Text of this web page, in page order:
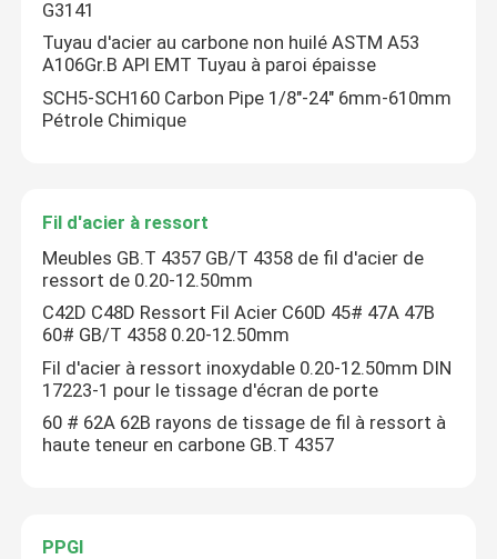
G3141
Tuyau d'acier au carbone non huilé ASTM A53
A106Gr.B API EMT Tuyau à paroi épaisse
SCH5-SCH160 Carbon Pipe 1/8"-24" 6mm-610mm
Pétrole Chimique
Fil d'acier à ressort
Meubles GB.T 4357 GB/T 4358 de fil d'acier de
ressort de 0.20-12.50mm
C42D C48D Ressort Fil Acier C60D 45# 47A 47B
60# GB/T 4358 0.20-12.50mm
Fil d'acier à ressort inoxydable 0.20-12.50mm DIN
17223-1 pour le tissage d'écran de porte
60 # 62A 62B rayons de tissage de fil à ressort à
haute teneur en carbone GB.T 4357
PPGI